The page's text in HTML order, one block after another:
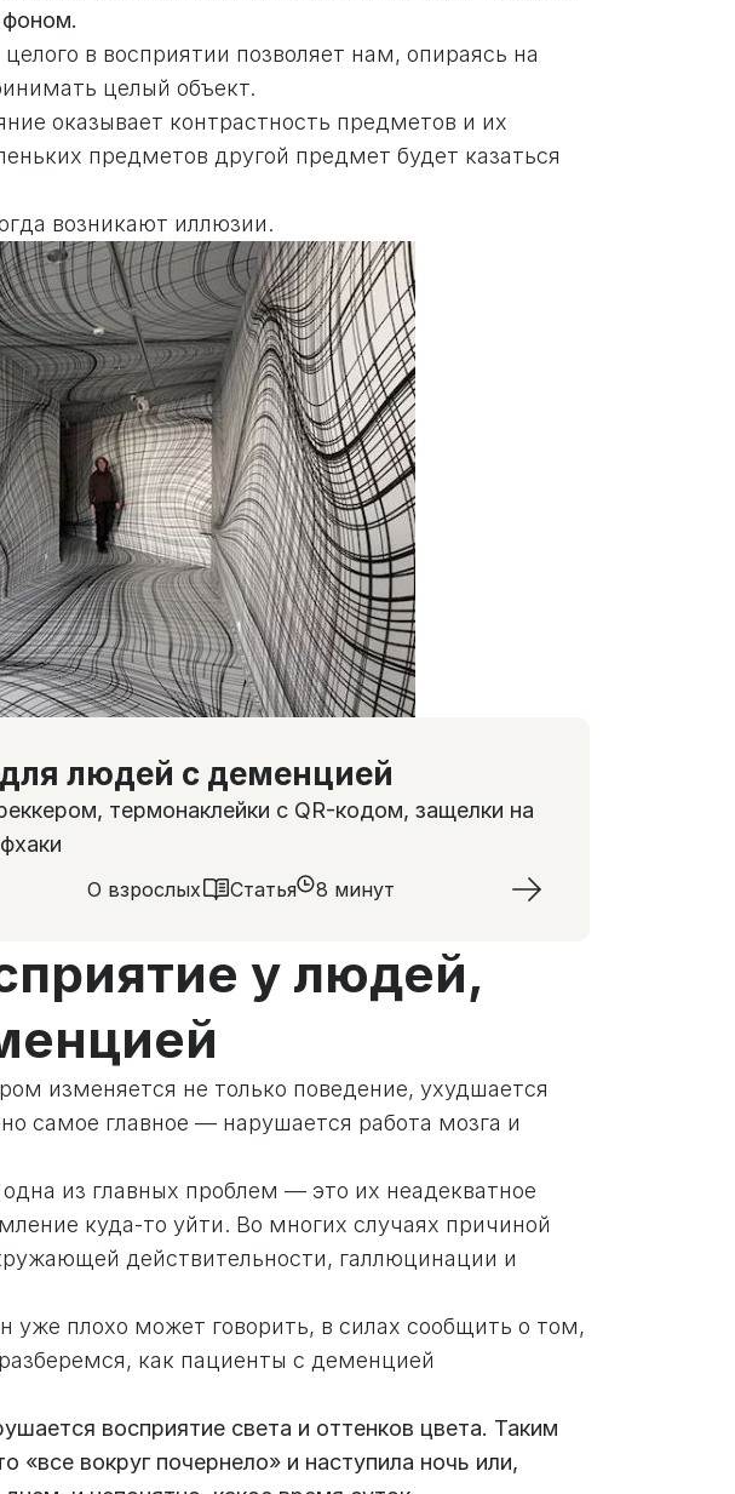
в восприятии позволяет нам, опираясь на
целый объект.
оказывает контрастность предметов и их
предметов другой предмет будет казаться
возникают иллюзии.
людей с деменцией
термонаклейки с QR-кодом, защелки на
О взрослых Статья 8 минут
у людей,
изменяется не только поведение, ухудшается
самое главное — нарушается работа мозга и
из главных проблем — это их неадекватное
куда-то уйти. Во многих случаях причиной
действительности, галлюцинации и
уже плохо может говорить, в силах сообщить о том,
как пациенты с деменцией
восприятие света и оттенков цвета. Таким
«все вокруг почернело» и наступила ночь или,